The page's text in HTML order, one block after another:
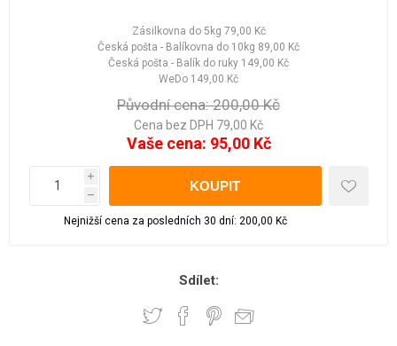
Zásilkovna do 5kg 79,00 Kč
Česká pošta - Balíkovna do 10kg 89,00 Kč
Česká pošta - Balík do ruky 149,00 Kč
WeDo 149,00 Kč
Původní cena: 200,00 Kč
Cena bez DPH 79,00 Kč
Vaše cena: 95,00 Kč
i
h
Nejnižší cena za posledních 30 dní: 200,00 Kč
Sdílet: